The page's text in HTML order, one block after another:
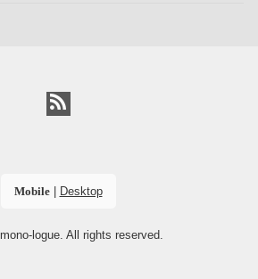
Mobile| Desktop
mono-logue. All rights reserved.